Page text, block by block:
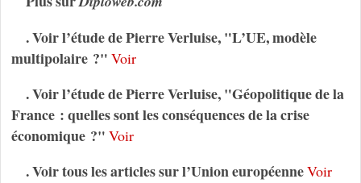
. Voir l’étude de Pierre Verluise, "L’UE, modèle
multipolaire ?" Voir
. Voir l’étude de Pierre Verluise, "Géopolitique de la
France : quelles sont les conséquences de la crise
économique ?" Voir
. Voir tous les articles sur l’Union européenneVoir